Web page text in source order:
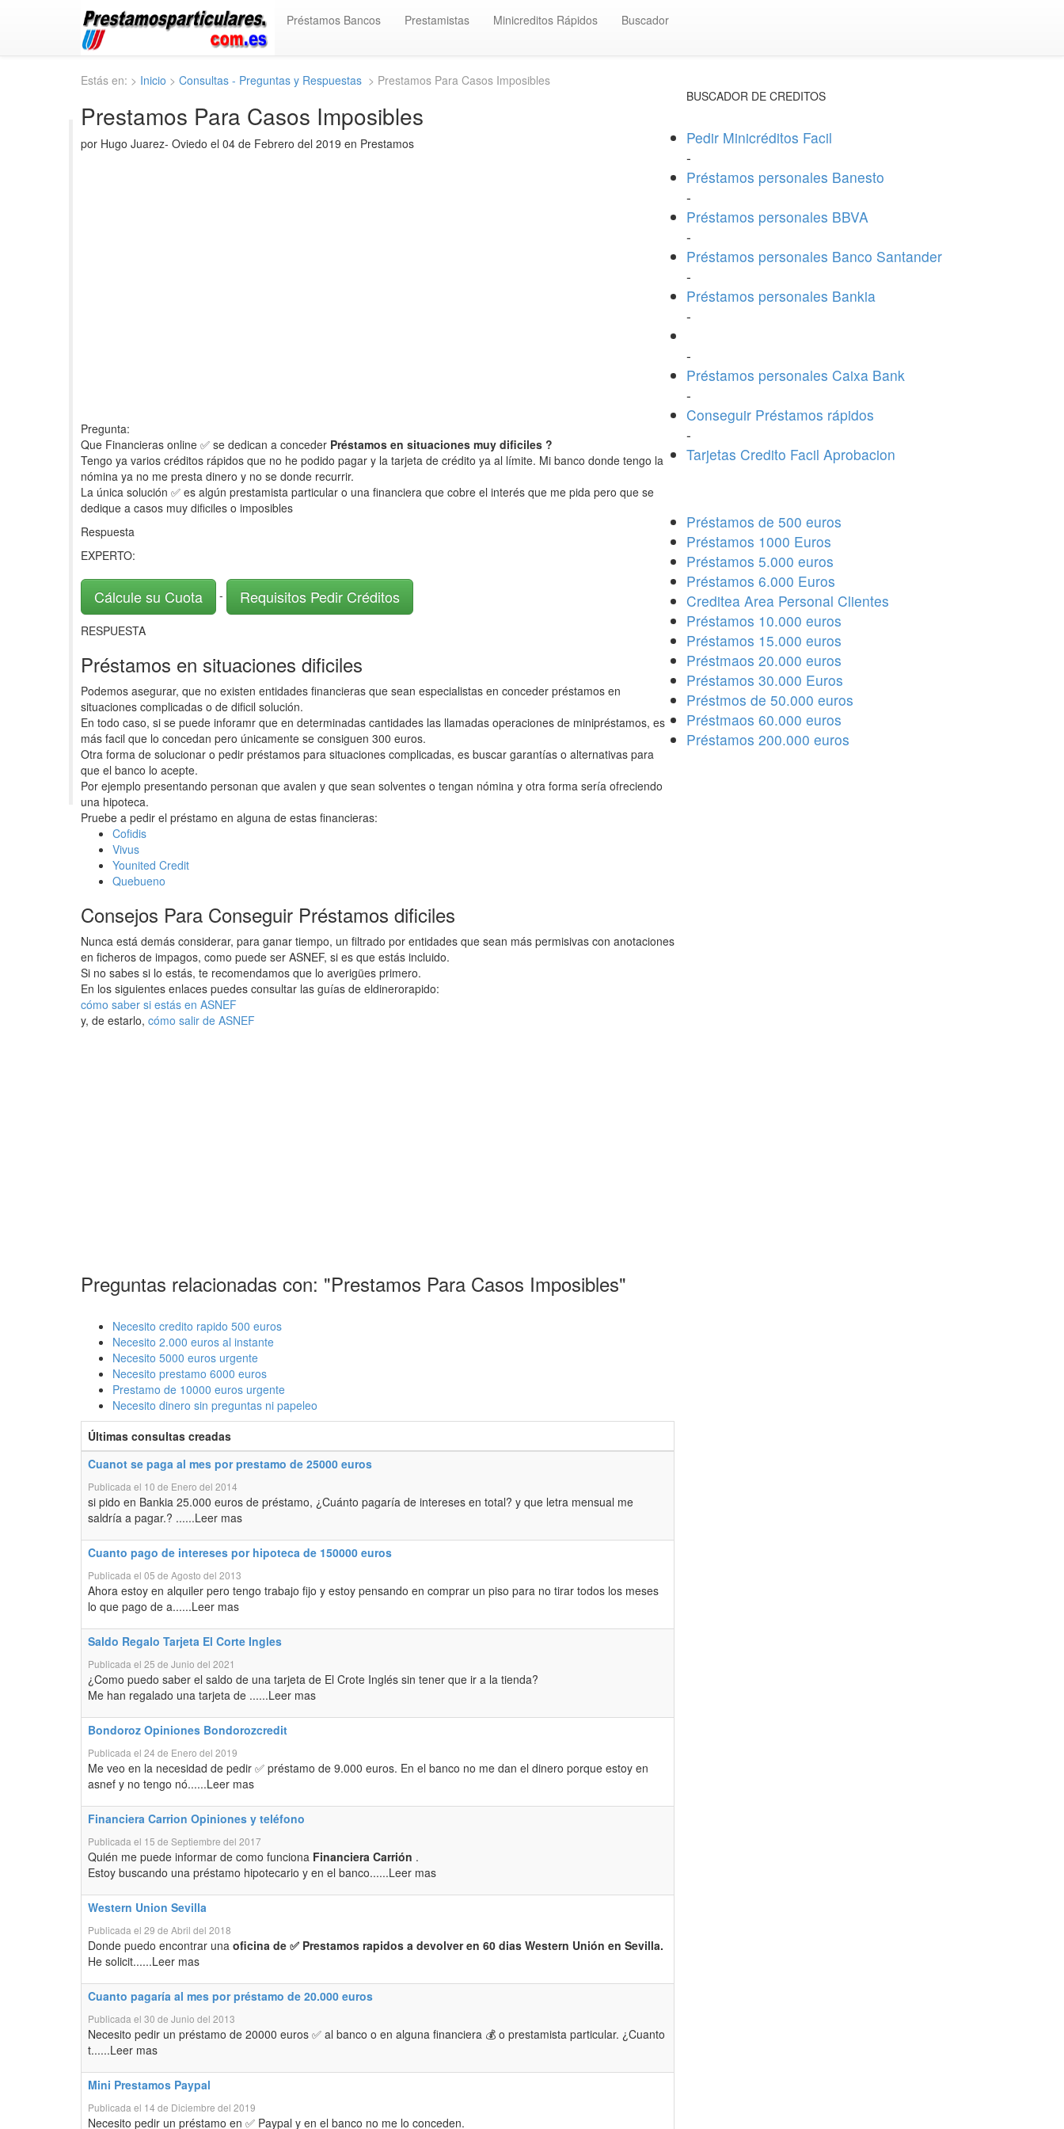
Préstamos Bancos Prestamistas Minicreditos Rápidos Buscador
Estás en: > Inicio > Consultas - Preguntas y Respuestas > Prestamos Para Casos Imposibles
Prestamos Para Casos Imposibles
por Hugo Juarez- Oviedo el 04 de Febrero del 2019 en Prestamos
Pregunta:
Que Financieras online ✅ se dedican a conceder Préstamos en situaciones muy dificiles ?
Tengo ya varios créditos rápidos que no he podido pagar y la tarjeta de crédito ya al límite. Mi banco donde tengo la
nómina ya no me presta dinero y no se donde recurrir.
La única solución ✅ es algún prestamista particular o una financiera que cobre el interés que me pida pero que se
dedique a casos muy dificiles o imposibles
Respuesta
EXPERTO:
Cálcule su Cuota - Requisitos Pedir Créditos
RESPUESTA
Préstamos en situaciones dificiles
Podemos asegurar, que no existen entidades financieras que sean especialistas en conceder préstamos en
situaciones complicadas o de dificil solución.
En todo caso, si se puede inforamr que en determinadas cantidades las llamadas operaciones de minipréstamos, es
más facil que lo concedan pero únicamente se consiguen 300 euros.
Otra forma de solucionar o pedir préstamos para situaciones complicadas, es buscar garantías o alternativas para
que el banco lo acepte.
Por ejemplo presentando personan que avalen y que sean solventes o tengan nómina y otra forma sería ofreciendo
una hipoteca.
Pruebe a pedir el préstamo en alguna de estas financieras:
Cofidis
Vivus
Younited Credit
Quebueno
Consejos Para Conseguir Préstamos dificiles
Nunca está demás considerar, para ganar tiempo, un filtrado por entidades que sean más permisivas con anotaciones
en ficheros de impagos, como puede ser ASNEF, si es que estás incluido.
Si no sabes si lo estás, te recomendamos que lo averigües primero.
En los siguientes enlaces puedes consultar las guías de eldinerorapido:
cómo saber si estás en ASNEF
y, de estarlo, cómo salir de ASNEF
Preguntas relacionadas con: "Prestamos Para Casos Imposibles"
Necesito credito rapido 500 euros
Necesito 2.000 euros al instante
Necesito 5000 euros urgente
Necesito prestamo 6000 euros
Prestamo de 10000 euros urgente
Necesito dinero sin preguntas ni papeleo
Últimas consultas creadas
Cuanot se paga al mes por prestamo de 25000 euros
Publicada el 10 de Enero del 2014
si pido en Bankia 25.000 euros de préstamo, ¿Cuánto pagaría de intereses en total? y que letra mensual me
saldría a pagar.? ......Leer mas
Cuanto pago de intereses por hipoteca de 150000 euros
Publicada el 05 de Agosto del 2013
Ahora estoy en alquiler pero tengo trabajo fijo y estoy pensando en comprar un piso para no tirar todos los meses
lo que pago de a......Leer mas
Saldo Regalo Tarjeta El Corte Ingles
Publicada el 25 de Junio del 2021
¿Como puedo saber el saldo de una tarjeta de El Crote Inglés sin tener que ir a la tienda?
Me han regalado una tarjeta de ......Leer mas
Bondoroz Opiniones Bondorozcredit
Publicada el 24 de Enero del 2019
Me veo en la necesidad de pedir ✅ préstamo de 9.000 euros. En el banco no me dan el dinero porque estoy en
asnef y no tengo nó......Leer mas
Financiera Carrion Opiniones y teléfono
Publicada el 15 de Septiembre del 2017
Quién me puede informar de como funciona Financiera Carrión .
Estoy buscando una préstamo hipotecario y en el banco......Leer mas
Western Union Sevilla
Publicada el 29 de Abril del 2018
Donde puedo encontrar una oficina de ✅ Prestamos rapidos a devolver en 60 dias Western Unión en Sevilla.
He solicit......Leer mas
Cuanto pagaría al mes por préstamo de 20.000 euros
Publicada el 30 de Junio del 2013
Necesito pedir un préstamo de 20000 euros ✅ al banco o en alguna financiera 💰 o prestamista particular. ¿Cuanto
t......Leer mas
Mini Prestamos Paypal
Publicada el 14 de Diciembre del 2019
Necesito pedir un préstamo en ✅ Paypal y en el banco no me lo conceden.
BUSCADOR DE CREDITOS
Pedir Minicréditos Facil
-
Préstamos personales Banesto
-
Préstamos personales BBVA
-
Préstamos personales Banco Santander
-
Préstamos personales Bankia
-
-
Préstamos personales Caixa Bank
-
Conseguir Préstamos rápidos
-
Tarjetas Credito Facil Aprobacion
Préstamos de 500 euros
Préstamos 1000 Euros
Préstamos 5.000 euros
Préstamos 6.000 Euros
Creditea Area Personal Clientes
Préstamos 10.000 euros
Préstamos 15.000 euros
Préstmaos 20.000 euros
Préstamos 30.000 Euros
Préstmos de 50.000 euros
Préstmaos 60.000 euros
Préstamos 200.000 euros